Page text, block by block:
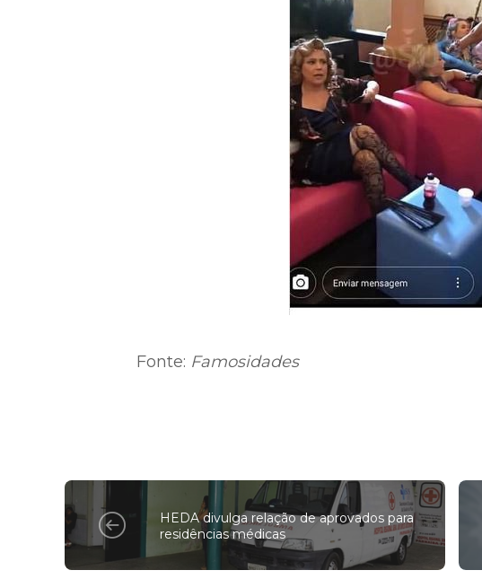
Fonte: Famosidades
HEDA divulga relação de aprovados para
residências médicas